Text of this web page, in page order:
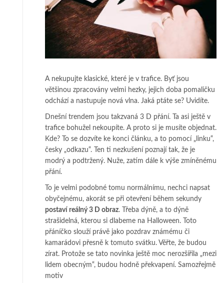
A nekupujte klasické, které je v trafice. Byť jsou
většinou zpracovány velmi hezky, jejich doba pomaličku
odchází a nastupuje nová vlna. Jaká ptáte se? Uvidíte.
Dnešní trendem jsou takzvaná 3 D přání. Ta asi ještě v
trafice bohužel nekoupíte. A proto si je musíte objednat.
Kde? To se dozvíte ke konci článku, a to pomocí „linku“,
česky „odkazu“. Ten ti nezkušení poznají tak, že je
modrý a podtržený. Nuže, zatím dále k výše zmíněnému
přání.
To je velmi podobné tomu normálnímu, nechci napsat
obyčejnému, akorát se při otevření během sekundy
postaví reálný 3 D obraz. Třeba dýně, a to dýně
strašidelná, kterou si dlabeme na Halloween. Toto
přáníčko slouží právě jako pozdrav známému či
kamarádovi přesně k tomuto svátku. Věřte, že budou
zírat. Protože se tato novinka ještě moc nerozšířila „mezi
lidem obecným“, budou hodně překvapení. Samozřejmě
motiv